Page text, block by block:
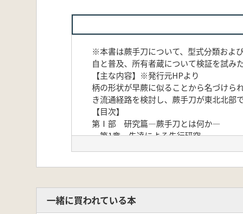
※本書は蕨手刀について、型式分類およ
自と普及、所有者蔵について検証を試み
【主な内容】※発行元HPより
柄の形状が早蕨に似ることから名づけら
き流通経路を検討し、蕨手刀が東北北部
【目次】
第Ⅰ部 研究篇―蕨手刀とは何か―
第1章 先達による先行研究
第Ⅱ部 資料検討篇―畿内求心東西地域
第2章 信濃国(長野県)
第3章 下野国(栃木県)
一緒に買われている本